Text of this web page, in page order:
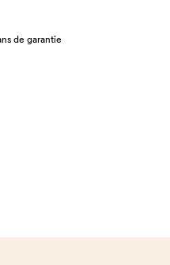
de garantie